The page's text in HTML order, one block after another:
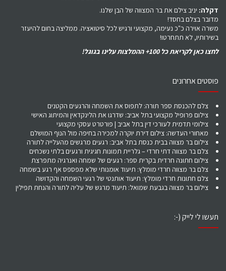
דקלה: יניב צילם את בר המצווה של הבן שלנו.
מדובר בצלם בחסד!
משרה אוירה כ"כ נעימה, מקצועי ורגיש לכל סיטואציה. ממליצה בחום להיעזר
בשירותיו, לא תתחרטו!
לחצו כאן לקריאת כל 100+ ההמלצות עלינו בגוגל!
פוסטים אחרונים
צלם להכנסת ספר תורה: לתפוס את השמחה והרגעים הקטנים
צילום פרופיל מקצועי בתל אביב: שדרגו את הלינקדאין והמיתוג האישי
צילומי תדמית לעורכי דין בתל אביב | פורטרט עסקי מקצועי
מאחורי העדשה: צילום דירת יוקרה למכירה בחיפה מול הנוף המושלם
צילום בר מצווה בבית כנסת בתל אביב: רגעים מרגשים מהעלייה לתורה
צלם בר מצווה דתי חרדי – גלריית תמונות חגיגית ורגעים בלתי נשכחים
צילום חתונה חרדית בקרית ספר: רגעים של שמחה ואנרגיה מתפרצת
צלם בר מצווה חרדי מומלץ: תיעוד אומנותי שלא מפספס אף רגע בשמחה
צלם חתונות חרדי מומלץ: תיעוד אותנטי של רגעי השמחה והקדושה
צילום בר מצווה בגבעת שמואל: תיעוד מרגש של עליה לתורה והנחת תפילין
תעשו לי לייק (-: